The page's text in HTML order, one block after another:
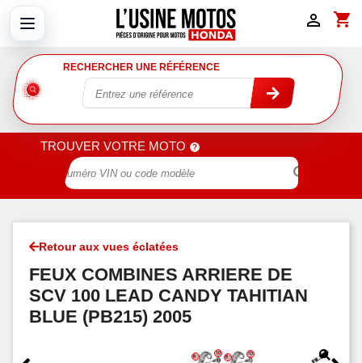
shopping_cart

RECHERCHER UNE RÉFÉRENCE
TROUVER VOTRE MOTO

Retour aux vues éclatées
FEUX COMBINES ARRIERE DE
SCV 100 LEAD CANDY TAHITIAN
BLUE (PB215) 2005